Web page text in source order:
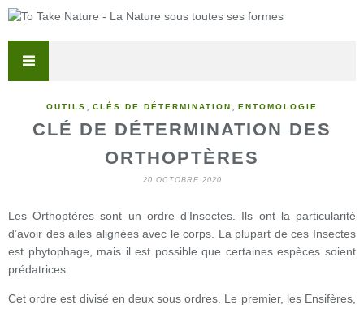
OUTILS CLÉS DE DÉTERMINATION ENTOMOLOGIE
CLÉ DE DÉTERMINATION DES
ORTHOPTÈRES
20 OCTOBRE 2020
Les Orthoptères sont un ordre d’Insectes. Ils ont la particularité
d’avoir des ailes alignées avec le corps. La plupart de ces Insectes
est phytophage, mais il est possible que certaines espèces soient
prédatrices.
Cet ordre est divisé en deux sous ordres. Le premier, les Ensifères,